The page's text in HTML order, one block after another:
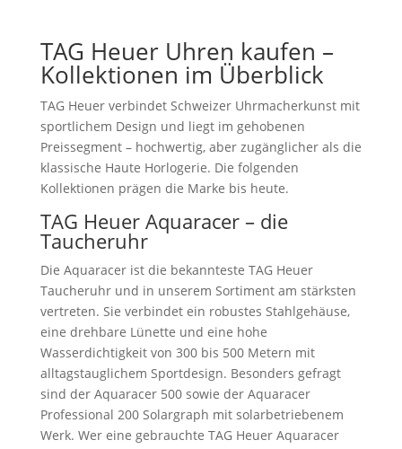
TAG Heuer Uhren kaufen –
Kollektionen im Überblick
TAG Heuer verbindet Schweizer Uhrmacherkunst mit
sportlichem Design und liegt im gehobenen
Preissegment – hochwertig, aber zugänglicher als die
klassische Haute Horlogerie. Die folgenden
Kollektionen prägen die Marke bis heute.
TAG Heuer Aquaracer – die
Taucheruhr
Die Aquaracer ist die bekannteste TAG Heuer
Taucheruhr und in unserem Sortiment am stärksten
vertreten. Sie verbindet ein robustes Stahlgehäuse,
eine drehbare Lünette und eine hohe
Wasserdichtigkeit von 300 bis 500 Metern mit
alltagstauglichem Sportdesign. Besonders gefragt
sind der Aquaracer 500 sowie der Aquaracer
Professional 200 Solargraph mit solarbetriebenem
Werk. Wer eine gebrauchte TAG Heuer Aquaracer